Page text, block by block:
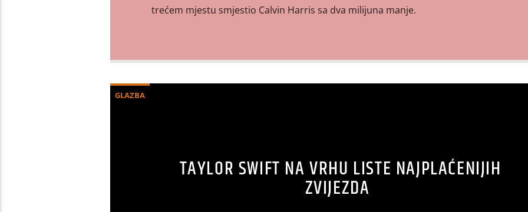
trećem mjestu smjestio Calvin Harris sa dva milijuna manje.
GLAZBA
TAYLOR SWIFT NA VRHU LISTE NAJPLAĆENIJIH
ZVIJEZDA